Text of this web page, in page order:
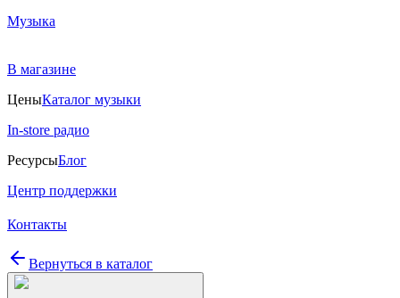
Музыка
В магазине
ЦеныКаталог музыки
In-store радио
РесурсыБлог
Центр поддержки
Контакты
Вернуться в каталог